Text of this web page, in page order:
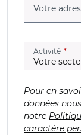
Votre
Activité
Pour en
données
notre
caractère